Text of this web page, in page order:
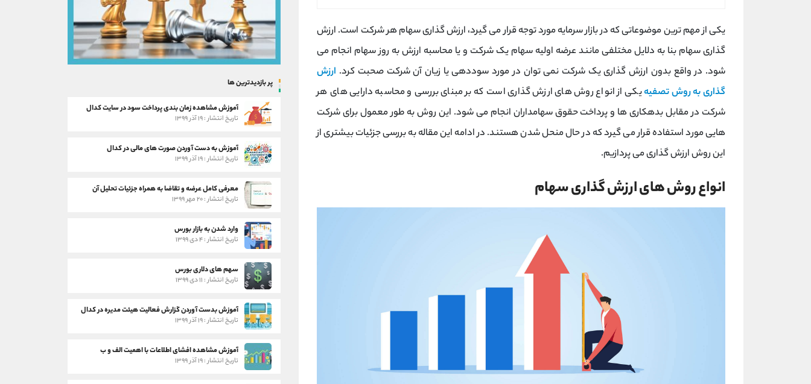
یکی از مهم ترین موضوعاتی که در بازار سرمایه مورد توجه قرار می گیرد، ارزش گذاری سهام هر شرکت است. ارزش
گذاری سهام بنا به دلایل مختلفی مانند عرضه اولیه سهام یک شرکت و یا محاسبه ارزش به روز سهام انجام می
شود. در واقع بدون ارزش گذاری یک شرکت نمی توان در مورد سوددهی یا زیان آن شرکت صحبت کرد. ارزش
گذاری به روش تصفیهیکی از انواع روش های ارزش گذاری است که بر مبنای بررسی و محاسبه دارایی های هر
شرکت در مقابل بدهکاری ها و پرداخت حقوق سهامداران انجام می شود. این روش به طور معمول برای شرکت
هایی مورد استفاده قرار می گیرد که در حال منحل شدن هستند. در ادامه این مقاله به بررسی جزئیات بیشتری از
این روش ارزش گذاری می پردازیم.
انواع روش های ارزش گذاری سهام
پر بازدیدترین ها
آموزش مشاهده زمان بندی پرداخت سود در سایت کدال
تاریخ انتشار : ۱۹ آذر ۱۳۹۹
آموزش به دست آوردن صورت های مالی در کدال
تاریخ انتشار : ۱۹ آذر ۱۳۹۹
معرفی کامل عرضه و تقاضا به همراه جزئیات تحلیل آن
تاریخ انتشار : ۲۰ مهر ۱۳۹۹
وارد شدن به بازار بورس
تاریخ انتشار : ۴ دی ۱۳۹۹
سهم های دلاری بورس
تاریخ انتشار : ۱۱ دی ۱۳۹۹
آموزش بدست آوردن گزارش فعالیت هیئت مدیره در کدال
تاریخ انتشار : ۱۹ آذر ۱۳۹۹
آموزش مشاهده افشای اطلاعات با اهمیت الف و ب
تاریخ انتشار : ۱۹ آذر ۱۳۹۹